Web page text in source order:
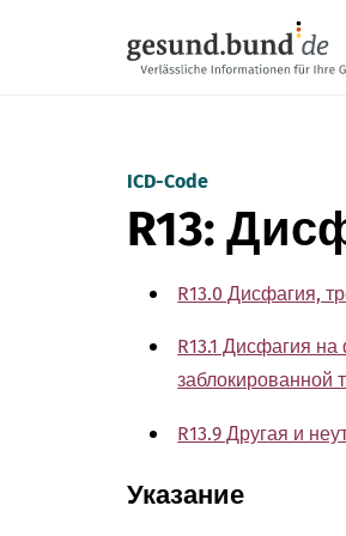
ICD-Code
R13:
R13.0 Дисфагия,
R13.1 Дисфагия
заблокированной
R13.9 Другая и
Указание